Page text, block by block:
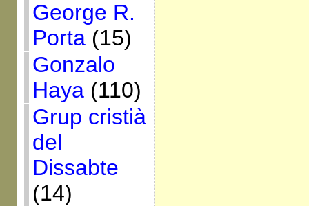
George R.
Porta(15)
Gonzalo
Haya(110)
Grup cristià
del
Dissabte
(14)